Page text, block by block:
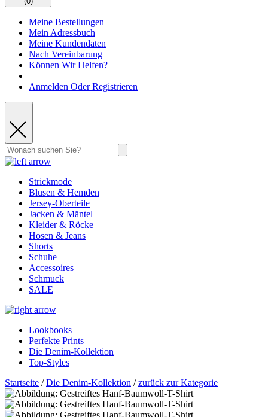
Meine Bestellungen
Mein Adressbuch
Meine Kundendaten
Nach Vereinbarung
Können Wir Helfen?
Anmelden Oder Registrieren
Strickmode
Blusen & Hemden
Jersey-Oberteile
Jacken & Mäntel
Kleider & Röcke
Hosen & Jeans
Shorts
Schuhe
Accessoires
Schmuck
SALE
Lookbooks
Perfekte Prints
Die Denim-Kollektion
Top-Styles
Startseite /Die Denim-Kollektion /zurück zur Kategorie